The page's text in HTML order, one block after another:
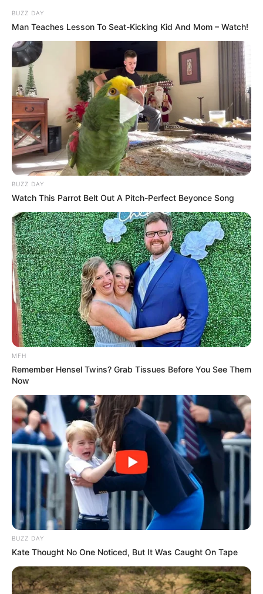
ΣΠΑΜΕ ΤΟ ΜΑΤΡΙΞ – ΤΟ ΒΙΒΛΙΟ
BUZZ DAY
Man Teaches Lesson To Seat-Kicking Kid And Mom – Watch!
BUZZ DAY
Watch This Parrot Belt Out A Pitch-Perfect Beyonce Song
MFH
Remember Hensel Twins? Grab Tissues Before You See Them
Now
BUZZ DAY
Kate Thought No One Noticed, But It Was Caught On Tape